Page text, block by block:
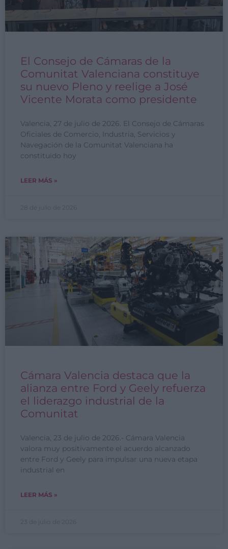
El Consejo de Cámaras de la
Comunitat Valenciana constituye
su nuevo Pleno y reelige a José
Vicente Morata como presidente
Valencia, 27 de julio de 2026. El Consejo de Cámaras
Oficiales de Comercio, Industria, Servicios y
Navegación de la Comunitat Valenciana ha
constituido hoy
LEER MÁS »
Cámara Valencia destaca que la
alianza entre Ford y Geely refuerza
el liderazgo industrial de la
Comunitat
Valencia, 23 de julio de 2026.- Cámara Valencia
valora muy positivamente el acuerdo alcanzado
entre Ford y Geely para impulsar una nueva etapa
industrial en
LEER MÁS »